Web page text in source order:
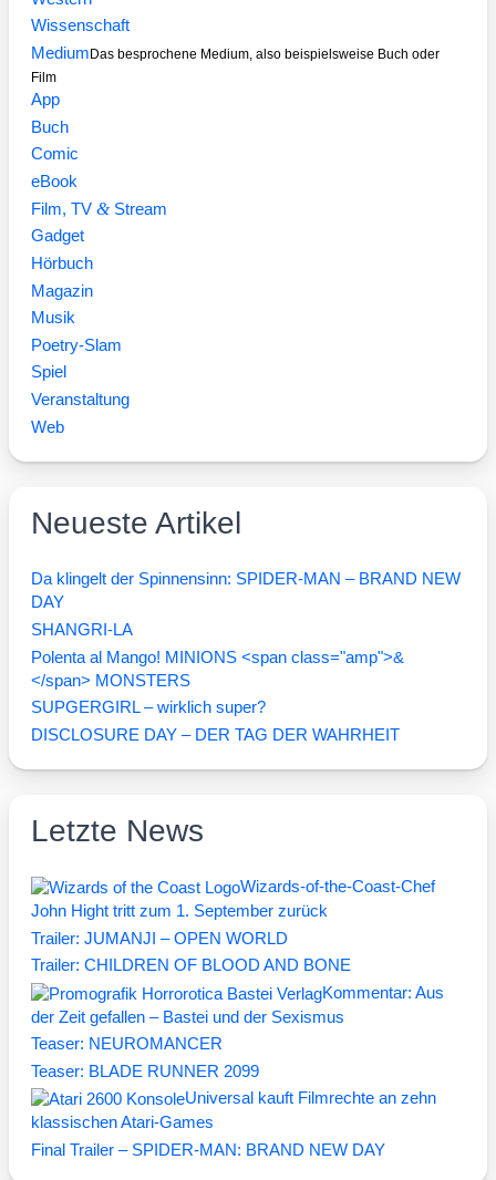
Wissenschaft
MediumDas besprochene Medium, also beispielsweise Buch oder
Film
App
Buch
Comic
eBook
Film, TV&Stream
Gadget
Hörbuch
Magazin
Musik
Poetry-Slam
Spiel
Veranstaltung
Web
Neueste Artikel
Da klingelt der Spinnensinn: SPIDER-MAN – BRAND NEW
DAY
SHANGRI-LA
Polenta al Mango! MINIONS <span class="amp">&
</span> MONSTERS
SUPGERGIRL – wirklich super?
DISCLOSURE DAY – DER TAG DER WAHRHEIT
Letzte News
Wizards-of-the-Coast-Chef
John Hight tritt zum 1. September zurück
Trailer: JUMANJI – OPEN WORLD
Trailer: CHILDREN OF BLOOD AND BONE
Kommentar: Aus
der Zeit gefallen – Bastei und der Sexismus
Teaser: NEUROMANCER
Teaser: BLADE RUNNER 2099
Universal kauft Filmrechte an zehn
klassischen Atari-Games
Final Trailer – SPIDER-MAN: BRAND NEW DAY